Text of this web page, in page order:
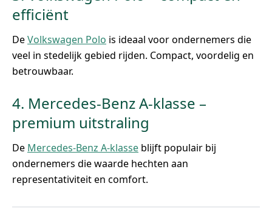
efficiënt
DeVolkswagen Polo is ideaal voor ondernemers die
veel in stedelijk gebied rijden. Compact, voordelig en
betrouwbaar.
4. Mercedes-Benz A-klasse –
premium uitstraling
De Mercedes-Benz A-klasse blijft populair bij
ondernemers die waarde hechten aan
representativiteit en comfort.